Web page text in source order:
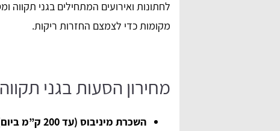
מקומות כדי לצמצם החזרות ריקות.
מחירון הסעות בגני תקווה
השכרת מיניבוס (עד 200 ק”מ ביום)